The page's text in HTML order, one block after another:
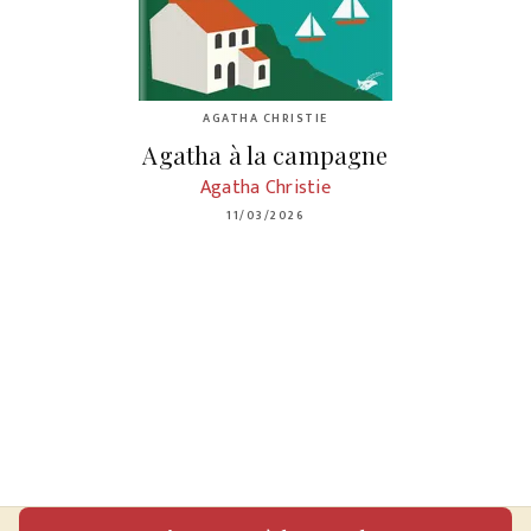
AGATHA CHRISTIE
Agatha à la campagne
Agatha Christie
11/03/2026